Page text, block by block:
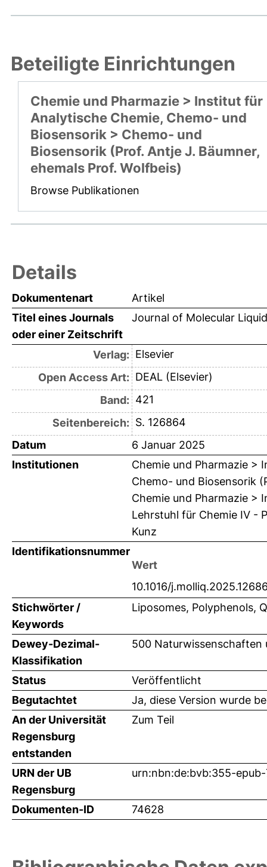
Beteiligte Einrichtungen
Chemie und Pharmazie > Institut für
Analytische Chemie, Chemo- und
Biosensorik > Chemo- und
Biosensorik (Prof. Antje J. Bäumner,
ehemals Prof. Wolfbeis)
Browse Publikationen
Details
Dokumentenart
Artikel
Titel eines Journals
oder einer Zeitschrift
Journal of Molecular
Verlag: Elsevier
Open Access Art: DEAL (Elsevier)
Band: 421
Seitenbereich: S. 126864
Datum
6 Januar 2025
Institutionen
Chemie und Pharmazie >
Chemo- und Biosensorik
Chemie und Pharmazie >
Lehrstuhl für Chemie IV -
Kunz
Identifikationsnummer
Wert
10.1016/
Stichwörter /
Keywords
Liposomes, Polyphenols,
Dewey-Dezimal-
Klassifikation
500 Naturwissenschaften
Status
Veröffentlicht
Begutachtet
Ja, diese Version wurde
An der Universität
Regensburg
entstanden
Zum Teil
URN der UB
Regensburg
urn:nbn:de:bvb:355-
Dokumenten-ID 74628